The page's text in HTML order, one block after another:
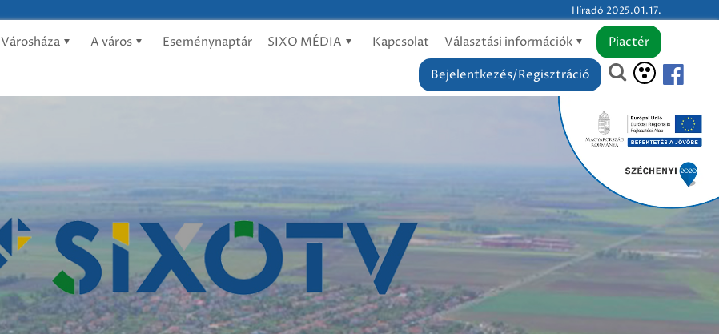
Híradó 2025.01.17.
Városháza A város Eseménynaptár SIXO MÉDIA Kapcsolat Választási információk
Piactér
Bejelentkezés/Regisztráció